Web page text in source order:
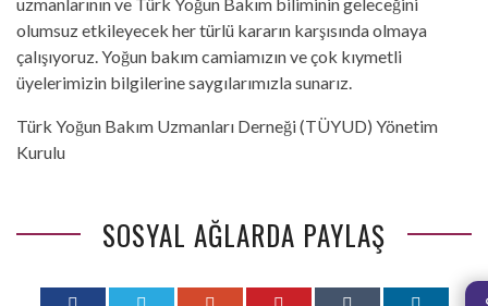
olumsuz etkileyecek her türlü kararın karşısında olmaya
çalışıyoruz. Yoğun bakım camiamızın ve çok kıymetli
üyelerimizin bilgilerine saygılarımızla sunarız.
Türk Yoğun Bakım Uzmanları Derneği (TÜYUD) Yönetim
Kurulu
SOSYAL AĞLARDA PAYLAŞ